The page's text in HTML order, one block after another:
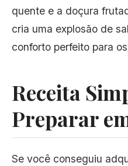
quente e a doçura
cria uma explosão de
conforto perfeito para
Receita
Preparar
Se você conseguiu